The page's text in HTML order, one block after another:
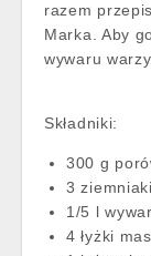
razem
Marka. Aby
wywaru
Składniki:
300 g
3 ziemniaki
1/5 l
4 łyżki